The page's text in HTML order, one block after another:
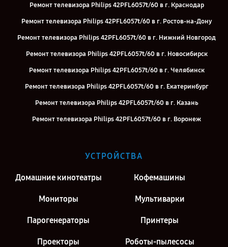
Ремонт телевизора Philips 42PFL6057t/60 в г. Краснодар
Ремонт телевизора Philips 42PFL6057t/60 в г. Ростов-на-Дону
Ремонт телевизора Philips 42PFL6057t/60 в г. Нижний Новгород
Ремонт телевизора Philips 42PFL6057t/60 в г. Новосибирск
Ремонт телевизора Philips 42PFL6057t/60 в г. Челябинск
Ремонт телевизора Philips 42PFL6057t/60 в г. Екатеринбург
Ремонт телевизора Philips 42PFL6057t/60 в г. Казань
Ремонт телевизора Philips 42PFL6057t/60 в г. Воронеж
Ремонт телевизора Philips 42PFL6057t/60 в г. Киров
УСТРОЙСТВА
Домашние кинотеатры Кофемашины
Мониторы Мультиварки
Парогенераторы Принтеры
Проекторы Роботы-пылесосы